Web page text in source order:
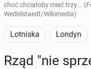
choć chciałoby mieć trzy...
Wedelstaedt/Wikimedia)
Lotniska Londyn
Rząd "nie